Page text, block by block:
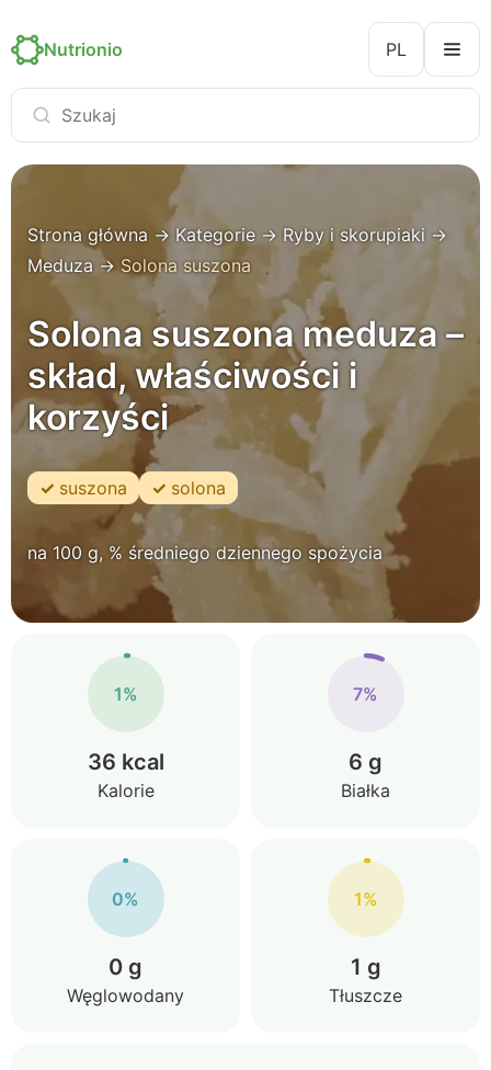
Nutrionio PL
Strona główna → Kategorie → Ryby i skorupiaki →
Meduza → Solona suszona
Solona suszona meduza –
skład, właściwości i
korzyści
suszona solona
na 100 g, % średniego dziennego spożycia
1%
36 kcal
Kalorie
7%
6 g
Białka
0%
0 g
Węglowodany
1%
1 g
Tłuszcze